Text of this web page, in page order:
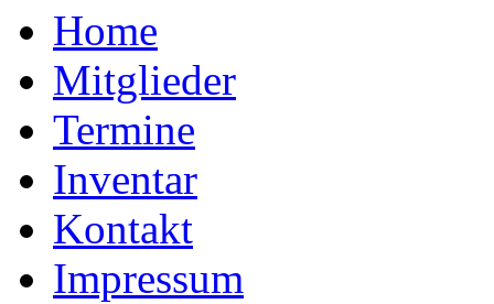
Home
Mitglieder
Termine
Inventar
Kontakt
Impressum